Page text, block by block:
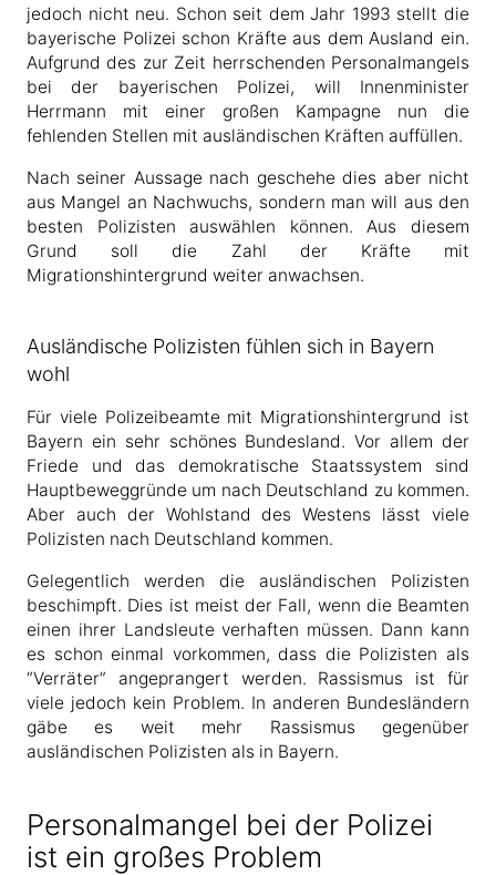
jedoch nicht neu. Schon seit dem Jahr 1993 stellt die
bayerische Polizei schon Kräfte aus dem Ausland ein.
Aufgrund des zur Zeit herrschenden Personalmangels
bei der bayerischen Polizei, will Innenminister
Herrmann mit einer großen Kampagne nun die
fehlenden Stellen mit ausländischen Kräften auffüllen.
Nach seiner Aussage nach geschehe dies aber nicht
aus Mangel an Nachwuchs, sondern man will aus den
besten Polizisten auswählen können. Aus diesem
Grund soll die Zahl der Kräfte mit
Migrationshintergrund weiter anwachsen.
Ausländische Polizisten fühlen sich in Bayern
wohl
Für viele Polizeibeamte mit Migrationshintergrund ist
Bayern ein sehr schönes Bundesland. Vor allem der
Friede und das demokratische Staatssystem sind
Hauptbeweggründe um nach Deutschland zu kommen.
Aber auch der Wohlstand des Westens lässt viele
Polizisten nach Deutschland kommen.
Gelegentlich werden die ausländischen Polizisten
beschimpft. Dies ist meist der Fall, wenn die Beamten
einen ihrer Landsleute verhaften müssen. Dann kann
es schon einmal vorkommen, dass die Polizisten als
“Verräter” angeprangert werden. Rassismus ist für
viele jedoch kein Problem. In anderen Bundesländern
gäbe es weit mehr Rassismus gegenüber
ausländischen Polizisten als in Bayern.
Personalmangel bei der Polizei
ist ein großes Problem